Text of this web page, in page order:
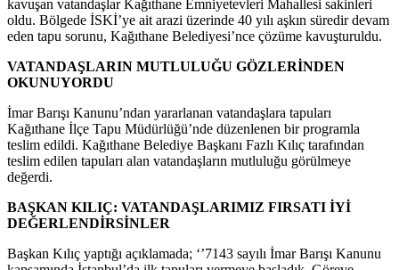
kavuşan vatandaşlar Kağıthane Emniyetevleri Mahallesi sakinleri
oldu. Bölgede İSKİ’ye ait arazi üzerinde 40 yılı aşkın süredir devam
eden tapu sorunu, Kağıthane Belediyesi’nce çözüme kavuşturuldu.
VATANDAŞLARIN MUTLULUĞU GÖZLERİNDEN
OKUNUYORDU
İmar Barışı Kanunu’ndan yararlanan vatandaşlara tapuları
Kağıthane İlçe Tapu Müdürlüğü’nde düzenlenen bir programla
teslim edildi. Kağıthane Belediye Başkanı Fazlı Kılıç tarafından
teslim edilen tapuları alan vatandaşların mutluluğu görülmeye
değerdi.
BAŞKAN KILIÇ: VATANDAŞLARIMIZ FIRSATI İYİ
DEĞERLENDİRSİNLER
Başkan Kılıç yaptığı açıklamada; ‘’7143 sayılı İmar Barışı Kanunu